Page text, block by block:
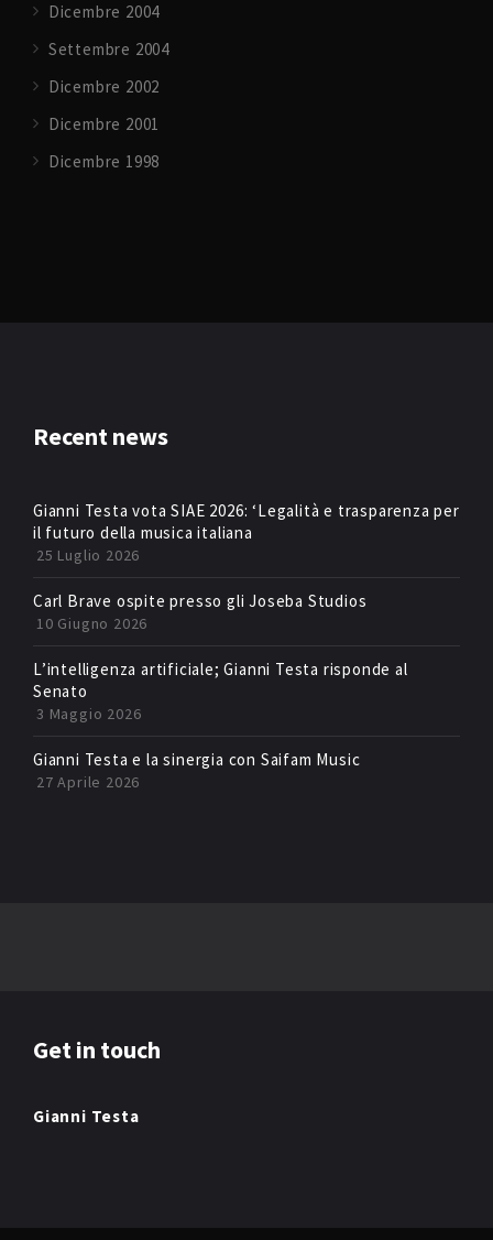
Dicembre 2004
Settembre 2004
Dicembre 2002
Dicembre 2001
Dicembre 1998
Recent news
Gianni Testa vota SIAE 2026: ‘Legalità e trasparenza per
il futuro della musica italiana
25 Luglio 2026
Carl Brave ospite presso gli Joseba Studios
10 Giugno 2026
L’intelligenza artificiale; Gianni Testa risponde al
Senato
3 Maggio 2026
Gianni Testa e la sinergia con Saifam Music
27 Aprile 2026
Get in touch
Gianni Testa